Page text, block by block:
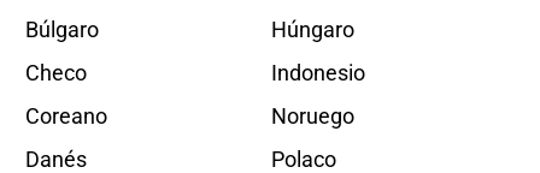
Búlgaro
Checo
Coreano
Danés
Húngaro
Indonesio
Noruego
Polaco